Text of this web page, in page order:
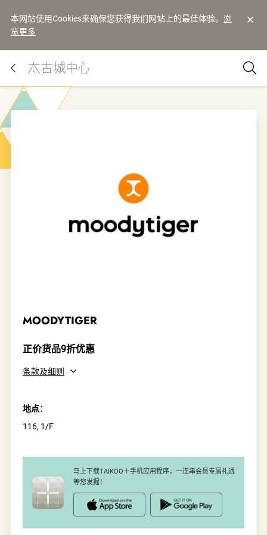
本网站使用Cookies来确保您获得我们网站上的最佳体验。 浏
览更多
MOODYTIGER
正价货品9折优惠
条款及细则
地点：
116, 1/F
马上下载TAIKOO＋手机应用程序，一连串会员专属礼遇
等您发掘！